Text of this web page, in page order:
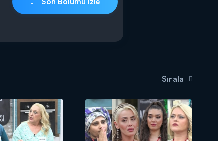
Sırala